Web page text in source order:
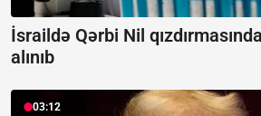
İsraildə Qərbi Nil
alınıb
03:12